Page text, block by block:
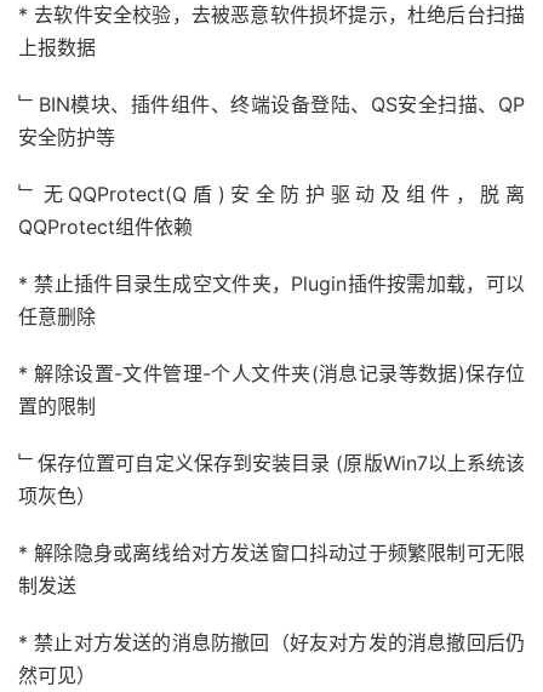
* 去软件安全校验，去被恶意软件损坏提示，杜绝后台扫描
上报数据
﹂BIN模块、插件组件、终端设备登陆、QS安全扫描、QP
安全防护等
﹂无QQProtect(Q盾)安全防护驱动及组件，脱离
QQProtect组件依赖
* 禁止插件目录生成空文件夹，Plugin插件按需加载，可以
任意删除
* 解除设置-文件管理-个人文件夹(消息记录等数据)保存位
置的限制
﹂保存位置可自定义保存到安装目录 (原版Win7以上系统该
项灰色）
* 解除隐身或离线给对方发送窗口抖动过于频繁限制可无限
制发送
* 禁止对方发送的消息防撤回（好友对方发的消息撤回后仍
然可见）